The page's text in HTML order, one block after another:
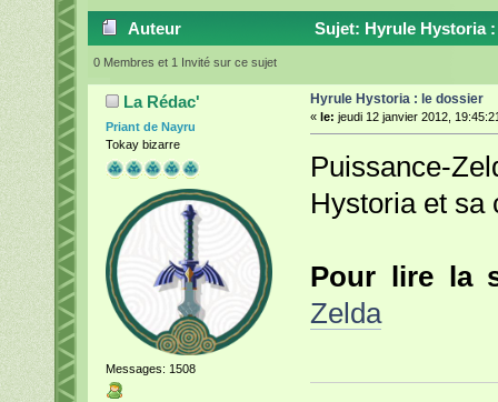
Auteur Sujet: Hyrule Hystoria
0 Membres et 1 Invité sur ce sujet
La Rédac'
Priant de Nayru
Tokay bizarre
Messages: 1508
Hyrule Hystoria : le dossier
« le: jeudi 12 janvier 2012,
Puissance-
Hystoria et sa
Pour lire la
Zelda